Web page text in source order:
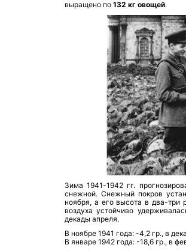
выращено по 132 кг овощей.
Зима 1941-1942 гг.
снежной. Снежный покров
ноября, а его высота в два-три
воздуха устойчиво
декады апреля.
В ноябре 1941 года: -4,2 гр., в
В январе 1942 года: -18,6 гр., в